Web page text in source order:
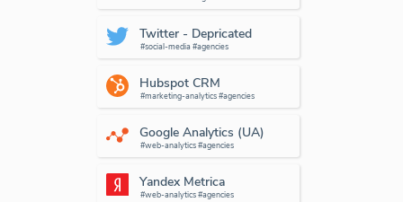
Twitter - Depricated
#social-media #agencies
Hubspot CRM
#marketing-analytics #agencies
Google Analytics (UA)
#web-analytics #agencies
Yandex Metrica
#web-analytics #agencies